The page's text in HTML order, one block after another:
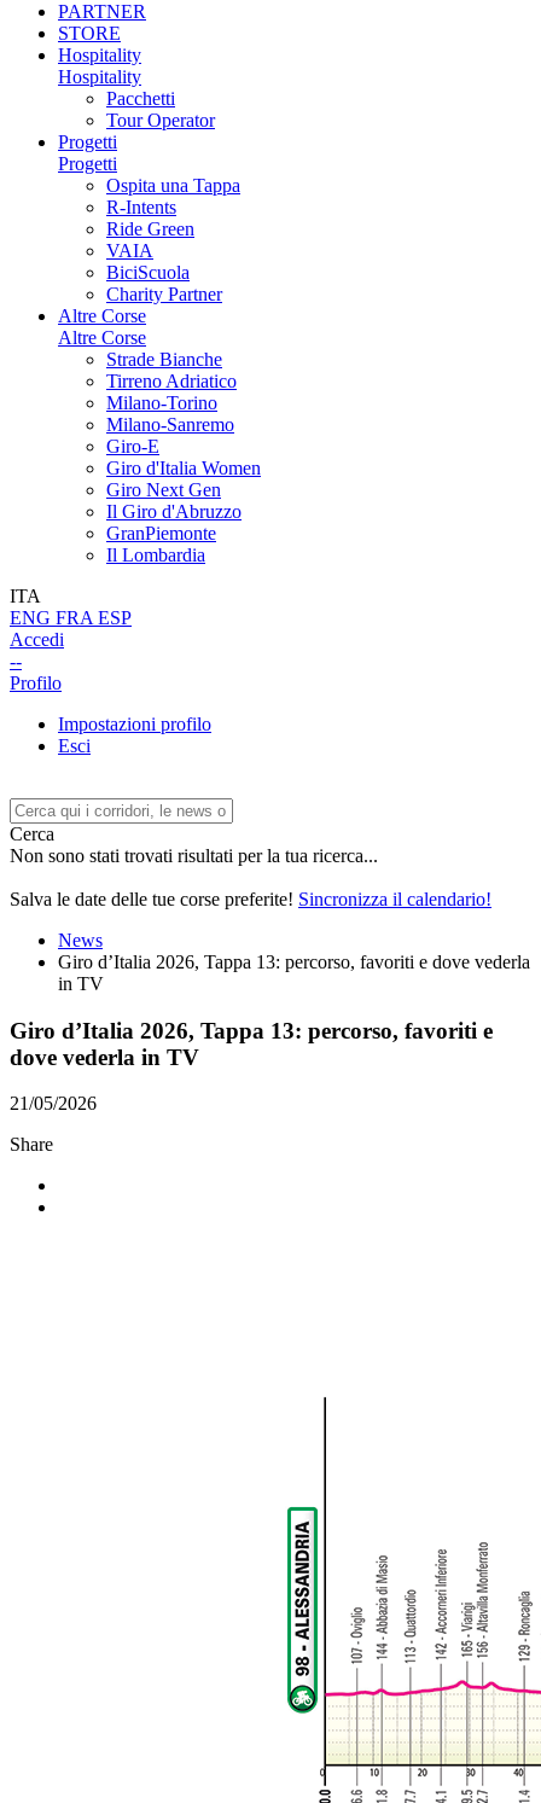
PARTNER
STORE
Hospitality
Hospitality
Pacchetti
Tour Operator
Progetti
Progetti
Ospita una Tappa
R-Intents
Ride Green
VAIA
BiciScuola
Charity Partner
Altre Corse
Altre Corse
Strade Bianche
Tirreno Adriatico
Milano-Torino
Milano-Sanremo
Giro-E
Giro d'Italia Women
Giro Next Gen
Il Giro d'Abruzzo
GranPiemonte
Il Lombardia
ITA
ENG FRA ESP
Accedi
--
Profilo
Impostazioni profilo
Esci
Cerca
Non sono stati trovati risultati per la tua ricerca...
Salva le date delle tue corse preferite! Sincronizza il calendario!
News
Giro d’Italia 2026, Tappa 13: percorso, favoriti e dove vederla
in TV
Giro d’Italia 2026, Tappa 13: percorso, favoriti e
dove vederla in TV
21/05/2026
Share